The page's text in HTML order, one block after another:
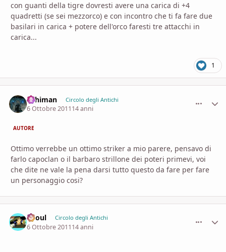
con guanti della tigre dovresti avere una carica di +4
quadretti (se sei mezzorco) e con incontro che ti fa fare due
basilari in carica + potere dell'orco faresti tre attacchi in
carica...
1
Arhiman Circolo degli Antichi
6 Ottobre 201114 anni
AUTORE
Ottimo verrebbe un ottimo striker a mio parere, pensavo di
farlo capoclan o il barbaro strillone dei poteri primevi, voi
che dite ne vale la pena darsi tutto questo da fare per fare
un personaggio cosi?
Zhoul Circolo degli Antichi
6 Ottobre 201114 anni